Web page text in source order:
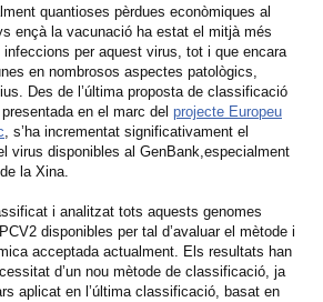
quantioses pèrdues econòmiques al
ençà la vacunació ha estat el mitjà més
per aquest virus, tot i que encara
en nombrosos aspectes patològics,
Des de l’última proposta de classificació
en el marc del projecte Europeu
, s’ha incrementat significativament el
virus disponibles al GenBank,especialment
la Xina.
i analitzat tots aquests genomes
disponibles per tal d’avaluar el mètode i
acceptada actualment. Els resultats han
d’un nou mètode de classificació, ja
aplicat en l’última classificació, basat en